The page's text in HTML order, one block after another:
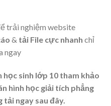
trải nghiệm website
& tải File cực nhanh chỉ
ngay
học sinh lớp 10 tham khảo
hình học giải tích phẳng
ngay sau đây.